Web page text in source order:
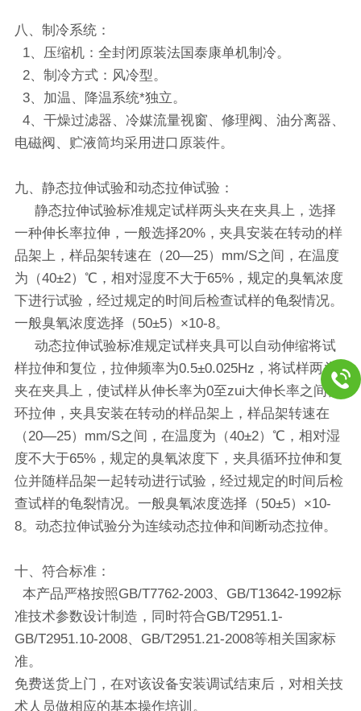
八、制冷系统：
1、压缩机：全封闭原装法国泰康单机制冷。
2、制冷方式：风冷型。
3、加温、降温系统*独立。
4、干燥过滤器、冷媒流量视窗、修理阀、油分离器、
电磁阀、贮液筒均采用进口原装件。
九、静态拉伸试验和动态拉伸试验：
静态拉伸试验标准规定试样两头夹在夹具上，选择
一种伸长率拉伸，一般选择20%，夹具安装在转动的样
品架上，样品架转速在（20—25）mm/S之间，在温度
为（40±2）℃，相对湿度不大于65%，规定的臭氧浓度
下进行试验，经过规定的时间后检查试样的龟裂情况。
一般臭氧浓度选择（50±5）×10-8。
动态拉伸试验标准规定试样夹具可以自动伸缩将试
样拉伸和复位，拉伸频率为0.5±0.025Hz，将试样两头
夹在夹具上，使试样从伸长率为0至zui大伸长率之间循
环拉伸，夹具安装在转动的样品架上，样品架转速在
（20—25）mm/S之间，在温度为（40±2）℃，相对湿
度不大于65%，规定的臭氧浓度下，夹具循环拉伸和复
位并随样品架一起转动进行试验，经过规定的时间后检
查试样的龟裂情况。一般臭氧浓度选择（50±5）×10-
8。动态拉伸试验分为连续动态拉伸和间断动态拉伸。
十、 符合标准：
本产品严格按照GB/T7762-2003、GB/T13642-1992标
准技术参数设计制造，同时符合GB/T2951.1-
GB/T2951.10-2008、GB/T2951.21-2008等相关国家标
准。
免费送货上门，在对该设备安装调试结束后，对相关技
术人员做相应的基本操作培训。